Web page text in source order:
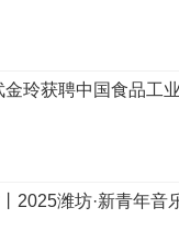
玲获聘中国食品工
2025潍坊·新青年音